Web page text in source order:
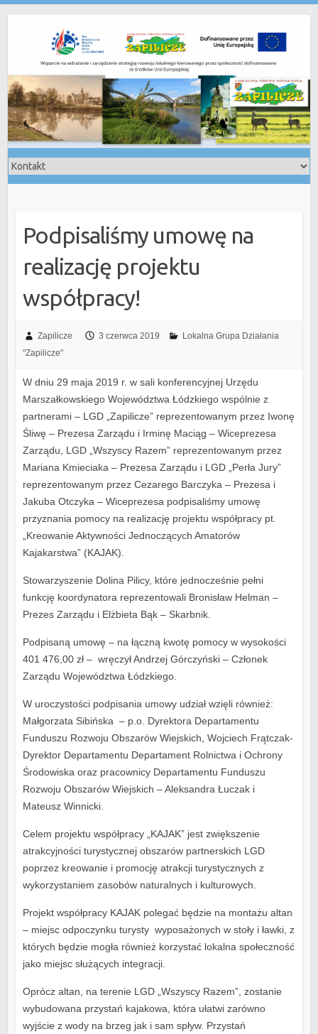
Podpisaliśmy umowę na
realizację projektu
współpracy!
Zapilicze 3 czerwca 2019
Lokalna Grupa Działania
"Zapilicze"
W dniu 29 maja 2019 r. w sali konferencyjnej Urzędu
Marszałkowskiego Województwa Łódzkiego wspólnie z
partnerami – LGD „Zapilicze” reprezentowanym przez Iwonę
Śliwę – Prezesa Zarządu i Irminę Maciąg – Wiceprezesa
Zarządu, LGD „Wszyscy Razem” reprezentowanym przez
Mariana Kmieciaka – Prezesa Zarządu i LGD „Perła Jury”
reprezentowanym przez Cezarego Barczyka – Prezesa i
Jakuba Otczyka – Wiceprezesa podpisaliśmy umowę
przyznania pomocy na realizację projektu współpracy pt.
„Kreowanie Aktywności Jednoczących Amatorów
Kajakarstwa” (KAJAK).
Stowarzyszenie Dolina Pilicy, które jednocześnie pełni
funkcję koordynatora reprezentowali Bronisław Helman –
Prezes Zarządu i Elżbieta Bąk – Skarbnik.
Podpisaną umowę – na łączną kwotę pomocy w wysokości
401 476,00 zł – wręczył Andrzej Górczyński – Członek
Zarządu Województwa Łódzkiego.
W uroczystości podpisania umowy udział wzięli również:
Małgorzata Sibińska – p.o. Dyrektora Departamentu
Funduszu Rozwoju Obszarów Wiejskich, Wojciech Frątczak-
Dyrektor Departamentu Departament Rolnictwa i Ochrony
Środowiska oraz pracownicy Departamentu Funduszu
Rozwoju Obszarów Wiejskich – Aleksandra Łuczak i
Mateusz Winnicki.
Celem projektu współpracy „KAJAK” jest zwiększenie
atrakcyjności turystycznej obszarów partnerskich LGD
poprzez kreowanie i promocję atrakcji turystycznych z
wykorzystaniem zasobów naturalnych i kulturowych.
Projekt współpracy KAJAK polegać będzie na montażu altan
– miejsc odpoczynku turysty wyposażonych w stoły i ławki, z
których będzie mogła również korzystać lokalna społeczność
jako miejsc służących integracji.
Oprócz altan, na terenie LGD „Wszyscy Razem”, zostanie
wybudowana przystań kajakowa, która ułatwi zarówno
wyjście z wody na brzeg jak i sam spływ. Przystań